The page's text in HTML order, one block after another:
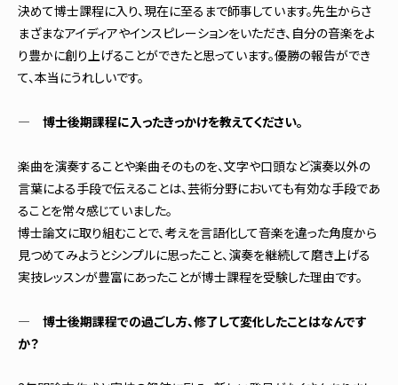
決めて博士課程に入り、現在に至るまで師事しています。先生からさ
まざまなアイディアやインスピレーションをいただき、自分の音楽をよ
り豊かに創り上げることができたと思っています。優勝の報告ができ
て、本当にうれしいです。
― 博士後期課程に入ったきっかけを教えてください。
楽曲を演奏することや楽曲そのものを、文字や口頭など演奏以外の
言葉による手段で伝えることは、芸術分野においても有効な手段であ
ることを常々感じていました。
博士論文に取り組むことで、考えを言語化して音楽を違った角度から
見つめてみようとシンプルに思ったこと、演奏を継続して磨き上げる
実技レッスンが豊富にあったことが博士課程を受験した理由です。
― 博士後期課程での過ごし方、修了して変化したことはなんです
か？